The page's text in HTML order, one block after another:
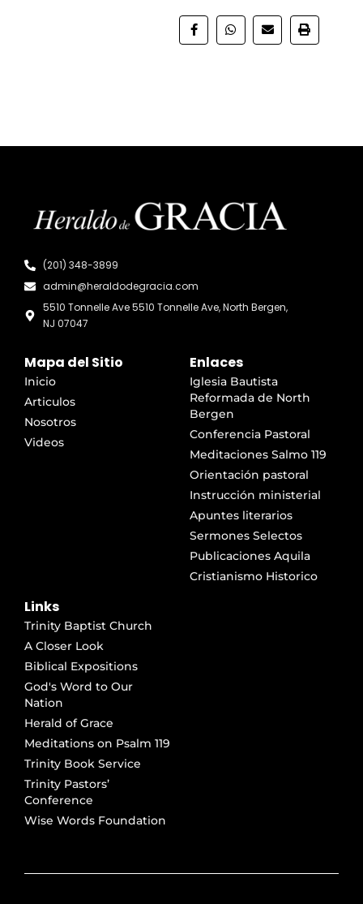
(201) 348-3899
admin@heraldodegracia.com
5510 Tonnelle Ave 5510 Tonnelle Ave, North Bergen,
NJ 07047
Mapa del Sitio
Inicio
Articulos
Nosotros
Videos
Enlaces
Iglesia Bautista
Reformada de North
Bergen
Conferencia Pastoral
Meditaciones Salmo 119
Orientación pastoral
Instrucción ministerial
Apuntes literarios
Sermones Selectos
Publicaciones Aquila
Cristianismo Historico
Links
Trinity Baptist Church
A Closer Look
Biblical Expositions
God's Word to Our
Nation
Herald of Grace
Meditations on Psalm 119
Trinity Book Service
Trinity Pastors’
Conference
Wise Words Foundation